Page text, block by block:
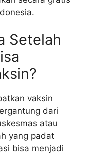
Setelah
vaksin
dari
atau
yang padat
bisa menjadi